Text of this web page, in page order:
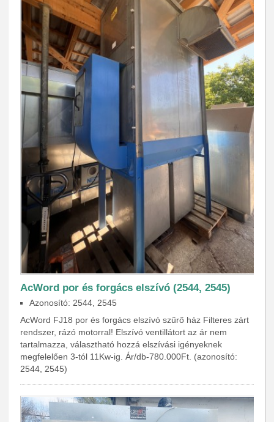
AcWord por és forgács elszívó (2544, 2545)
Azonosító: 2544, 2545
AcWord FJ18 por és forgács elszívó szűrő ház Filteres zárt
rendszer, rázó motorral! Elszívó ventillátort az ár nem
tartalmazza, választható hozzá elszívási igényeknek
megfelelően 3-tól 11Kw-ig. Ár/db-780.000Ft. (azonosító:
2544, 2545)